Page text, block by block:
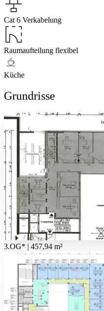
Cat 6 Verkabelung
Raumaufteilung flexibel
Küche
Grundrisse
3.OG* | 457,94 m²